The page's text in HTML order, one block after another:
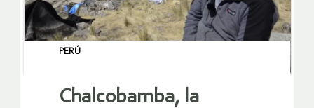
PERÚ
Chalcobamba, la